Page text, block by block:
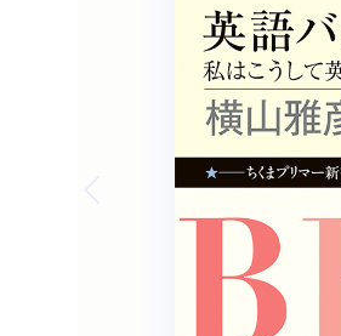
Previous slide